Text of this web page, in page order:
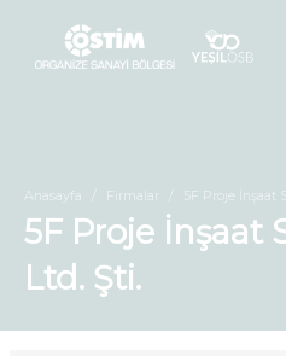
Anasayfa Firmalar 5F Proje İnşaat
5F Proje İnşaat
Ltd. Şti.